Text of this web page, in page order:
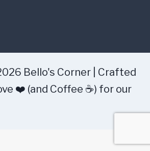
Bello's Corner | Crafted
❤️ (and Coffee ☕) for our